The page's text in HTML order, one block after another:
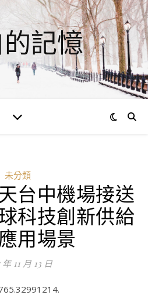
記憶
未分類
台中機場接送
科技創新供給
用場景
年 11 月 13 日